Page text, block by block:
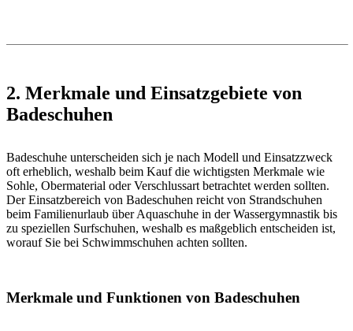
2. Merkmale und Einsatzgebiete von
Badeschuhen
Badeschuhe unterscheiden sich je nach Modell und Einsatzzweck
oft erheblich, weshalb beim Kauf die wichtigsten Merkmale wie
Sohle, Obermaterial oder Verschlussart betrachtet werden sollten.
Der Einsatzbereich von Badeschuhen reicht von Strandschuhen
beim Familienurlaub über Aquaschuhe in der Wassergymnastik bis
zu speziellen Surfschuhen, weshalb es maßgeblich entscheiden ist,
worauf Sie bei Schwimmschuhen achten sollten.
Merkmale und Funktionen von Badeschuhen